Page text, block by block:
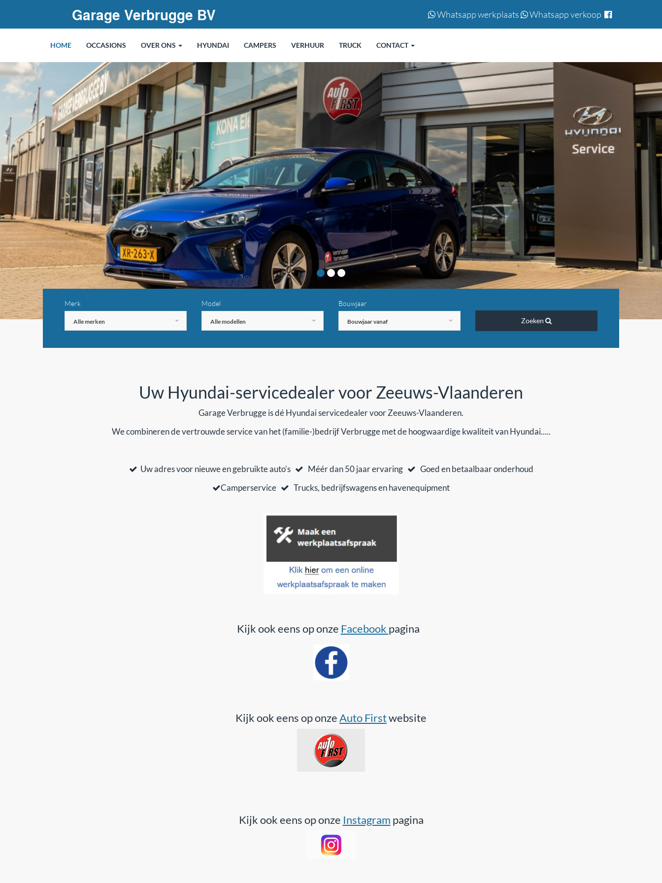
Garage Verbrugge BV Whatsapp werkplaats Whatsapp verkoop
HOME OCCASIONS OVER ONS HYUNDAI CAMPERS VERHUUR TRUCK CONTACT
Merk
Alle merken
Model
Alle modellen
Bouwjaar
Bouwjaar vanaf Zoeken
Uw Hyundai-servicedealer voor Zeeuws-Vlaanderen
Garage Verbrugge is dé Hyundai servicedealer voor Zeeuws-Vlaanderen.
We combineren de vertrouwde service van het (familie-)bedrijf Verbrugge met de hoogwaardige kwaliteit van Hyundai.....
Uw adres voor nieuwe en gebruikte auto's Méér dan 50 jaar ervaring
Goed en betaalbaar onderhoud
Camperservice
Trucks, bedrijfswagens en havenequipment
Kijk ook eens op onze Facebook pagina
Kijk ook eens op onzeAuto Firstwebsite
Kijk ook eens op onze Instagram pagina